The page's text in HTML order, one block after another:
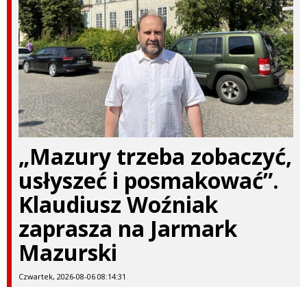
„Mazury trzeba zobaczyć,
usłyszeć i posmakować”.
Klaudiusz Woźniak
zaprasza na Jarmark
Mazurski
Czwartek, 2026-08-06 08:14:31